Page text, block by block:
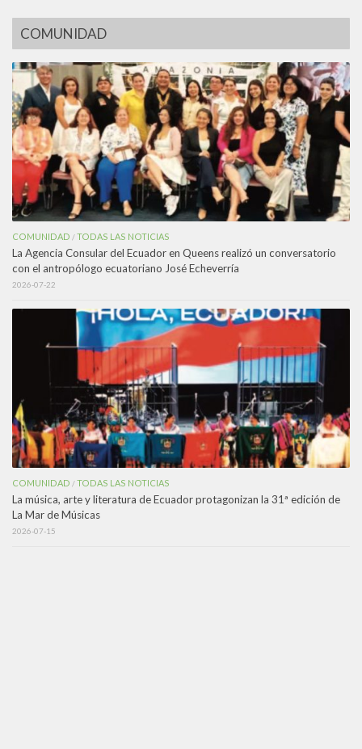
COMUNIDAD
COMUNIDAD /TODAS LAS NOTICIAS
La Agencia Consular del Ecuador en Queens realizó un conversatorio
con el antropólogo ecuatoriano José Echeverría
2026-07-22
COMUNIDAD /TODAS LAS NOTICIAS
La música, arte y literatura de Ecuador protagonizan la 31ª edición de
La Mar de Músicas
2026-07-15